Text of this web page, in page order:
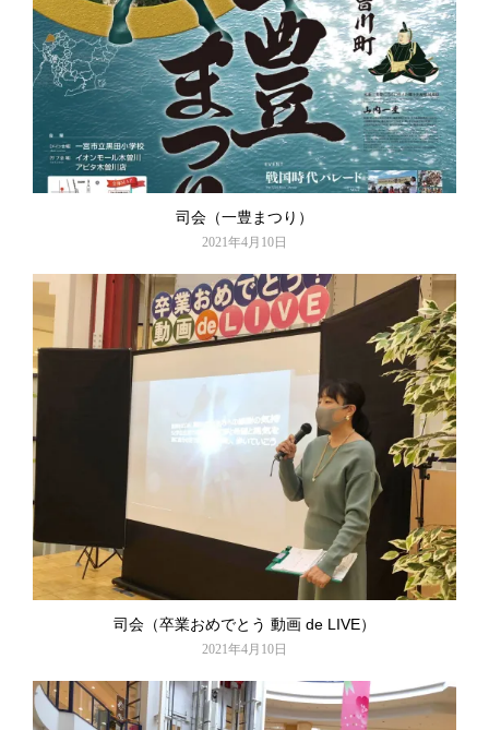
司会（一豊まつり）
2021年4月10日
司会（卒業おめでとう 動画 de LIVE）
2021年4月10日